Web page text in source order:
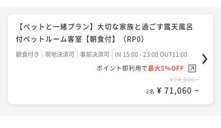
【ペットと一緒プラン】大切な家族と過ごす露天風呂
付ペットルーム客室【朝食付】（RP0）
朝食付き 現地決済可 事前決済可
IN 15:00 - 23:00 OUT11:00
ポイント即利用で最大5％OFF
¥74,800~
2名 ¥ 71,060 ~